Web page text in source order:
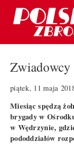
piątek, 11 maja
Miesiąc spędzą
brygady w
w Wędrzynie,
pododdziałów